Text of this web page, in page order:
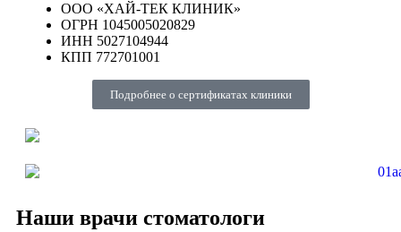
ООО «ХАЙ-ТЕК КЛИНИК»
ОГРН 1045005020829
ИНН 5027104944
КПП 772701001
Подробнее о сертификатах клиники
Наши врачи стоматологи